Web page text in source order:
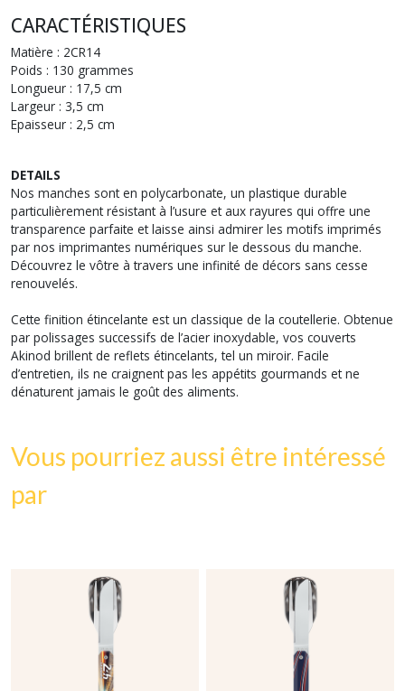
CARACTÉRISTIQUES
Matière : 2CR14
Poids : 130 grammes
Longueur : 17,5 cm
Largeur : 3,5 cm
Epaisseur : 2,5 cm
DETAILS
Nos manches sont en polycarbonate, un plastique durable
particulièrement résistant à l’usure et aux rayures qui offre une
transparence parfaite et laisse ainsi admirer les motifs imprimés
par nos imprimantes numériques sur le dessous du manche.
Découvrez le vôtre à travers une infinité de décors sans cesse
renouvelés.
Cette finition étincelante est un classique de la coutellerie. Obtenue
par polissages successifs de l’acier inoxydable, vos couverts
Akinod brillent de reflets étincelants, tel un miroir. Facile
d’entretien, ils ne craignent pas les appétits gourmands et ne
dénaturent jamais le goût des aliments.
Vous pourriez aussi être intéressé
par